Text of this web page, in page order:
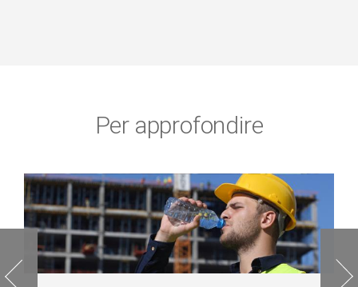
Per approfondire